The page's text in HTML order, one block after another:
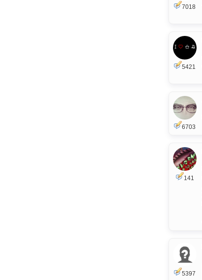
7018
5421
6703
141
5397